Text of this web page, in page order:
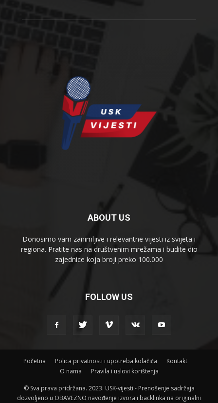
ABOUT US
Donosimo vam zanimljive i relevantne vijesti iz svijeta i
regiona. Pratite nas na društvenim mrežama i budite dio
zajednice koja broji preko 100.000
FOLLOW US
Početna Polica privatnosti i upotreba kolačića
Kontakt
O nama
Pravila i uslovi korištenja
© Sva prava pridržana. 2023. USK-vijesti - Prenošenje sadržaja
dozvoljeno u OBAVEZNO navođenje izvora i backlinka na originalni